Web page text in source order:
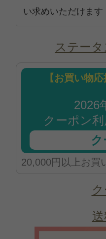
い求めいただけます
ステー
【お買い物
2026
クーポン
20,000円以上お買